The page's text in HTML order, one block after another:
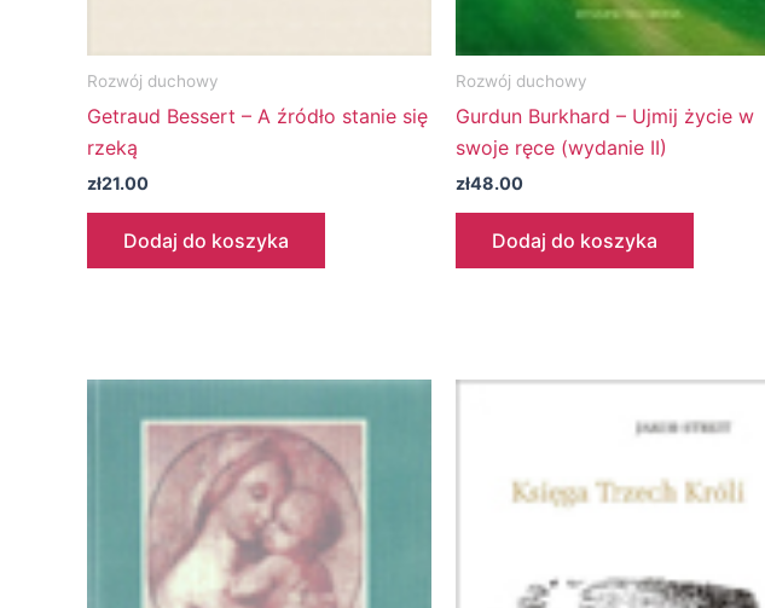
Rozwój duchowy
Getraud Bessert – A źródło stanie się
rzeką
zł21.00
Dodaj do koszyka
Rozwój duchowy
Gurdun Burkhard – Ujmij życie w
swoje ręce (wydanie II)
zł48.00
Dodaj do koszyka